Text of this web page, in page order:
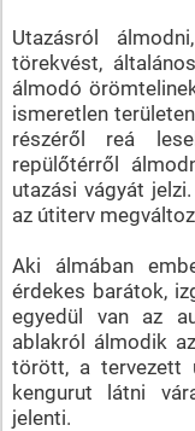
Utazásról
törekvést,
álmodó
ismeretlen
részéről reá
repülőtérről
utazási vágyát
az útiterv
Aki álmában
érdekes barátok,
egyedül van az
ablakról álmodik
törött, a tervezett
kengurut látni
jelenti.